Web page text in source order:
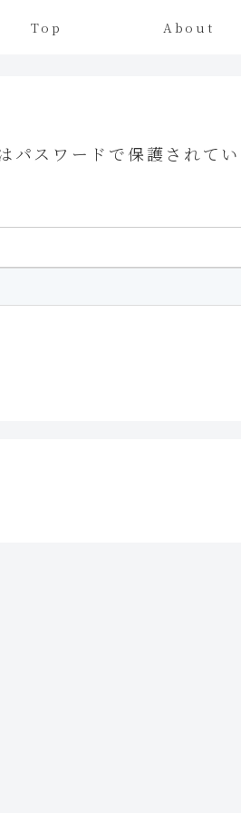
Top About
パスワードで保護されて